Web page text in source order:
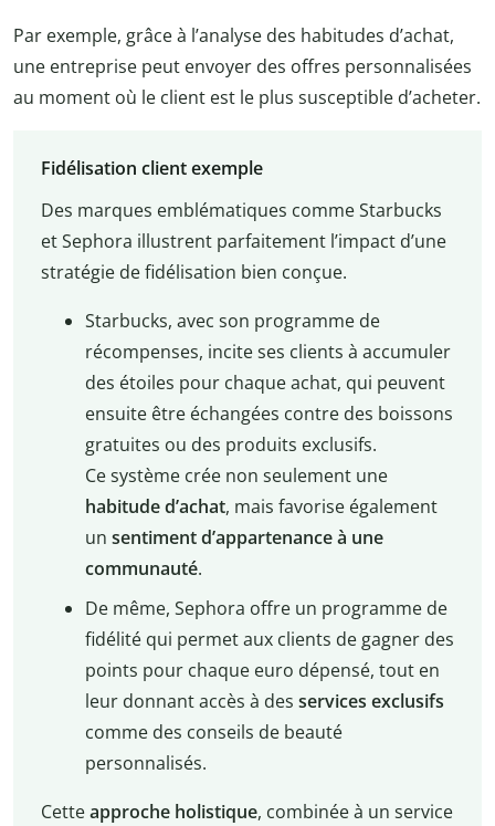
Par exemple, grâce à l’analyse des habitudes d’achat,
une entreprise peut envoyer des offres personnalisées
au moment où le client est le plus susceptible d’acheter.
Fidélisation client exemple
Des marques emblématiques comme Starbucks
et Sephora illustrent parfaitement l’impact d’une
stratégie de fidélisation bien conçue.
Starbucks, avec son programme de
récompenses, incite ses clients à accumuler
des étoiles pour chaque achat, qui peuvent
ensuite être échangées contre des boissons
gratuites ou des produits exclusifs.
Ce système crée non seulement une
habitude d’achat, mais favorise également
un sentiment d’appartenance à une
communauté.
De même, Sephora offre un programme de
fidélité qui permet aux clients de gagner des
points pour chaque euro dépensé, tout en
leur donnant accès à des services exclusifs
comme des conseils de beauté
personnalisés.
Cetteapproche holistique, combinée à un service